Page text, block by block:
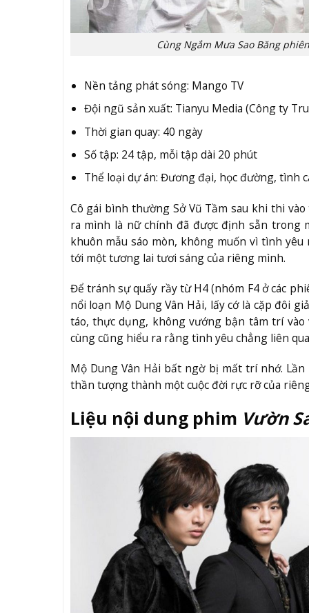
Cùng Ngắm Mưa Sao Băng
Nền tảng phát sóng: Mango TV
Đội ngũ sản xuất: Tianyu Media (Công ty
Thời gian quay: 40 ngày
Số tập: 24 tập, mỗi tập dài 20 phút
Thể loại dự án: Đương đại, học đường, tình
Cô gái bình thường Sở Vũ Tầm sau khi thi
ra mình là nữ chính đã được định sẵn trong
khuôn mẫu sáo mòn, không muốn vì tình
tới một tương lai tươi sáng của riêng mình.
Để tránh sự quấy rầy từ H4 (nhóm F4 ở các
nổi loạn Mộ Dung Vân Hải, lấy cớ là cặp đôi
táo, thực dụng, không vướng bận tâm trí
cùng cũng hiểu ra rằng tình yêu chẳng liên
Mộ Dung Vân Hải bất ngờ bị mất trí nhớ.
thần tượng thành một cuộc đời rực rỡ của
Liệu nội dung phim Vườn